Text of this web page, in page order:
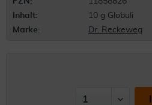
Inhalt:
10 g Globuli
Marke:
Dr. Reckeweg